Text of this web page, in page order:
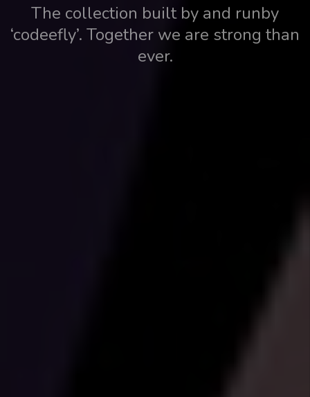
The collection built by and runby
‘codeefy’. Together we are strong than
ever.